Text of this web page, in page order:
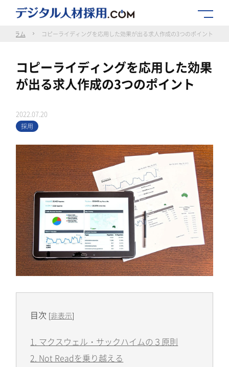
ちコラム コピーライディングを応用した効果が出る求人作成の3つのポイント
コピーライディングを応用した効果
が出る求人作成の3つのポイント
2022.07.20
採用
目次 [非表示]
1. マクスウェル・サックハイムの３原則
2. Not Readを乗り越える